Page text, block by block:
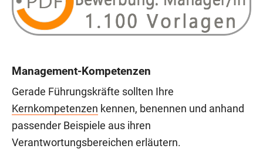
Management-Kompetenzen
Gerade Führungskräfte sollten Ihre
Kernkompetenzen kennen, benennen und anhand
passender Beispiele aus ihren
Verantwortungsbereichen erläutern.